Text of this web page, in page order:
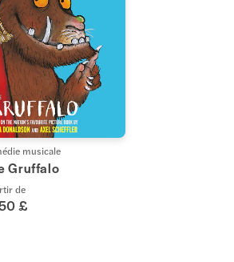
musicale
Gruffalo
de
£